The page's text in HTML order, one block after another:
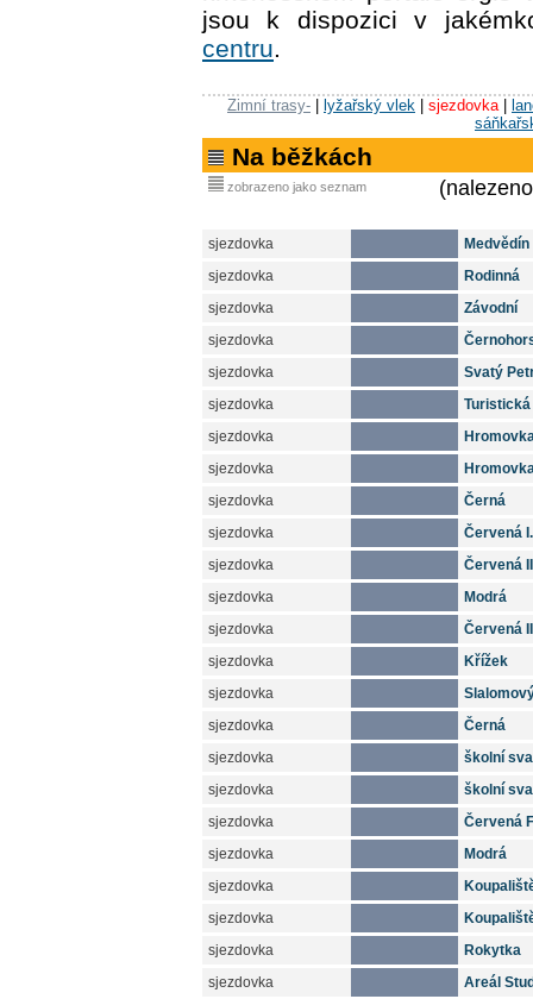
jsou k dispozici v
centru.
Zimní trasy- lyžařský vlek sjezdovka|
Na běžkách
zobrazeno jako seznam
sjezdovka
sjezdovka
Rodinná
sjezdovka
Závodní
sjezdovka
sjezdovka
Svatý
sjezdovka
Turistická
sjezdovka
sjezdovka
sjezdovka
Černá
sjezdovka
Červená I.
sjezdovka
Červená
sjezdovka
Modrá
sjezdovka
Červená
sjezdovka
Křížek
sjezdovka
sjezdovka
Černá
sjezdovka
školní
sjezdovka
školní
sjezdovka
Červená
sjezdovka
Modrá
sjezdovka
sjezdovka
sjezdovka
Rokytka
sjezdovka
Areál